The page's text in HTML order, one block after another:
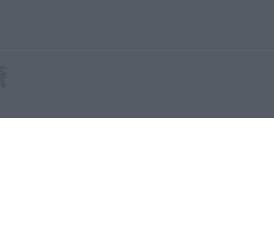
Via del mare 6/G, S.Eufemia, Lamezia
di Lamezia Terme 5/2011 - Direttore